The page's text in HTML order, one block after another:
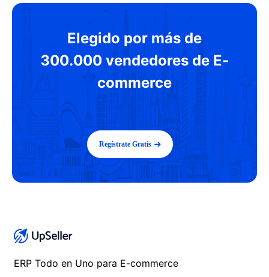
Elegido por más de
300.000 vendedores de E-
commerce
Regístrate Gratis
ERP Todo en Uno para E-commerce